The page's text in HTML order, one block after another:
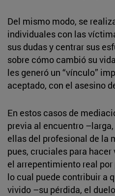
Del mismo modo, se
individuales con las
sus dudas y centrar sus
sobre cómo cambió su
les generó un “vínculo”
aceptado, con el asesino
En estos casos de
previa al encuentro
ellas del profesional de la
pues, cruciales para
el arrepentimiento real
lo cual puede contribuir a
vivido –su pérdida, el